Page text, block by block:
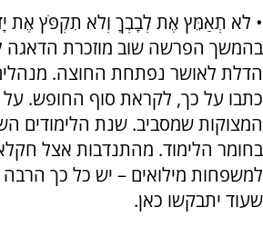
• לֹא תְאַמֵּץ אֶת לְבָבְךָ וְלֹא תִקְפֹּץ אֶת
בהמשך הפרשה שוב מוזכרת הדאגה
הדלת לאושר נפתחת החוצה.
כתבו על כך, לקראת סוף החופש. על
המצוקות שמסביב. שנת הלימודים
בחומר הלימוד. מהתנדבות אצל
למשפחות מילואים – יש כל כך
שעוד יתבקשו כאן.